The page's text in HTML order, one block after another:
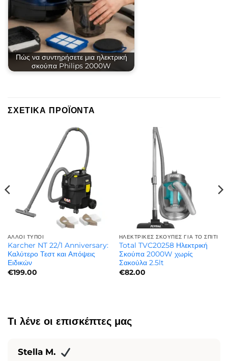
Πώς να συντηρήσετε μια ηλεκτρική
σκούπα Philips 2000W
ΣΧΕΤΙΚΆ ΠΡΟΪΌΝΤΑ
ΆΛΛΟΙ ΤΎΠΟΙ
Karcher NT 22/1 Anniversary:
Καλύτερο Τεστ και Απόψεις
Ειδικών
€199.00
ΗΛΕΚΤΡΙΚΈΣ ΣΚΟΎΠΕΣ ΓΙΑ ΤΟ ΣΠΊΤΙ
Total TVC20258 Ηλεκτρική
Σκούπα 2000W χωρίς
Σακούλα 2.5lt
€82.00
Τι λένε οι επισκέπτες μας
Stella M.